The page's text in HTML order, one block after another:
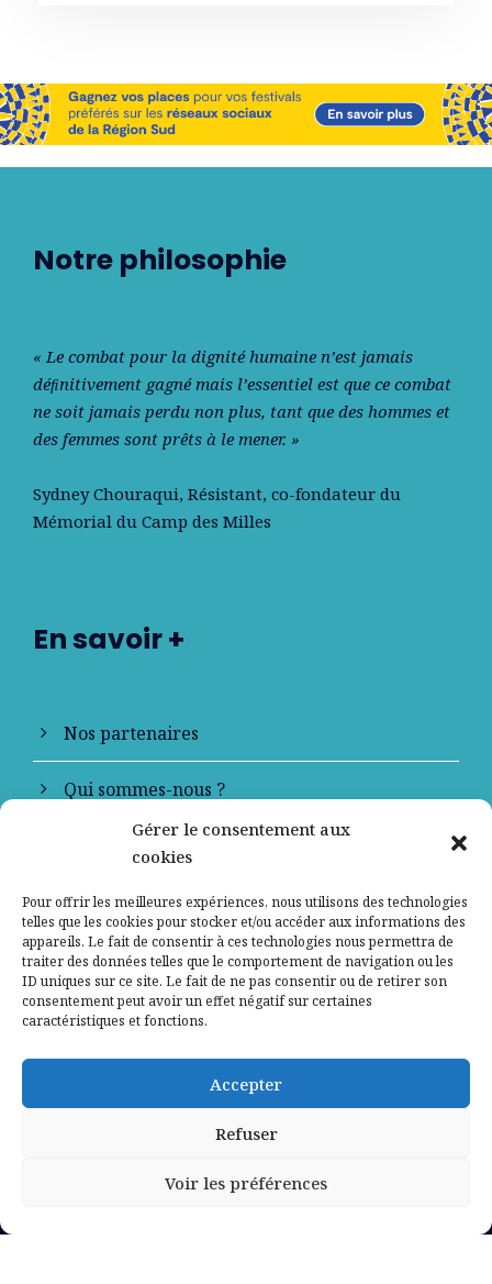
Gérer le consentement aux
cookies
Pour offrir les meilleures expériences, nous utilisons des technologies
telles que les cookies pour stocker et/ou accéder aux informations des
appareils. Le fait de consentir à ces technologies nous permettra de
traiter des données telles que le comportement de navigation ou les
ID uniques sur ce site. Le fait de ne pas consentir ou de retirer son
consentement peut avoir un effet négatif sur certaines
caractéristiques et fonctions.
Accepter
Refuser
Voir les préférences
Notre philosophie
« Le combat pour la dignité humaine n’est jamais
déﬁnitivement gagné mais l’essentiel est que ce combat
ne soit jamais perdu non plus, tant que des hommes et
des femmes sont prêts à le mener. »
Sydney Chouraqui, Résistant, co-fondateur du
Mémorial du Camp des Milles
En savoir +
Nos partenaires
Qui sommes-nous ?
Contactez-nous
Mentions légales
Politique de confidentialité